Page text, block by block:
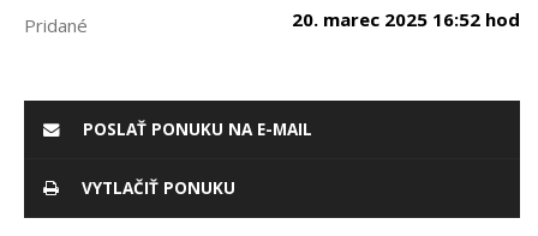
Pridané
20. marec 2025 16:52 hod
POSLAŤ PONUKU NA E-MAIL
VYTLAČIŤ PONUKU